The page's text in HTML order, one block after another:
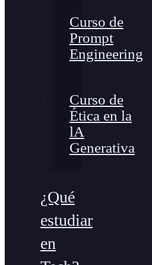
Curso de
Prompt
Engineering
Curso de
Ética en la
lA
Generativa
¿Qué
estudiar
en